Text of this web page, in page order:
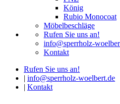
König
Rubio Monocoat
Möbelbeschläge
Rufen Sie uns an!
info@sperrholz-
Kontakt
Rufen Sie uns an!
info@sperrholz-woelbert.de
Kontakt